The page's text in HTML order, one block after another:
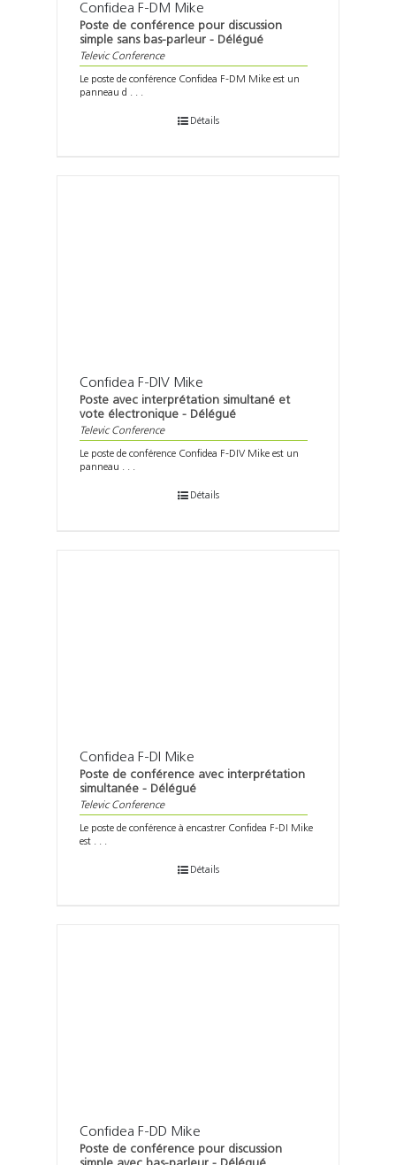
Confidea F-DM Mike
Poste de conférence pour discussion
simple sans bas-parleur - Délégué
Televic Conference
Le poste de conférence Confidea F-DM Mike est un
panneau d . . .
Détails
Confidea F-DIV Mike
Poste avec interprétation simultané et
vote électronique - Délégué
Televic Conference
Le poste de conférence Confidea F-DIV Mike est un
panneau . . .
Détails
Confidea F-DI Mike
Poste de conférence avec interprétation
simultanée - Délégué
Televic Conference
Le poste de conférence à encastrer Confidea F-DI Mike
est . . .
Détails
Confidea F-DD Mike
Poste de conférence pour discussion